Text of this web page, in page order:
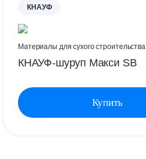
КНАУФ
Материалы для сухого строительства
КНАУФ-шуруп Макси SB
Купить